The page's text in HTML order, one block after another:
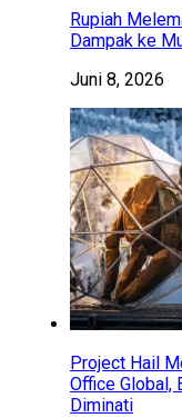
Rupiah
Dampak ke
Juni 8, 2026
Project Hail
Office Global,
Diminati